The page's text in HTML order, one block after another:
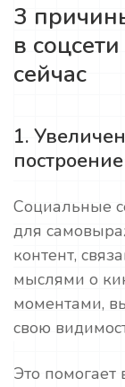
3
в
сейчас
1.
Социальные
для
контент,
мыслями о
моментами,
свою
Это помогает